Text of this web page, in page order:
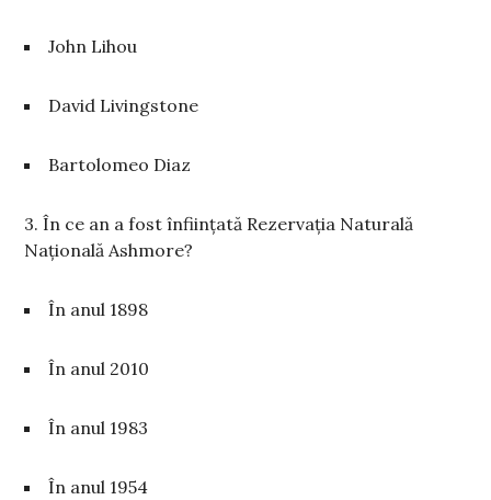
John Lihou
David Livingstone
Bartolomeo Diaz
3. În ce an a fost înființată Rezervația Naturală
Națională Ashmore?
În anul 1898
În anul 2010
În anul 1983
În anul 1954